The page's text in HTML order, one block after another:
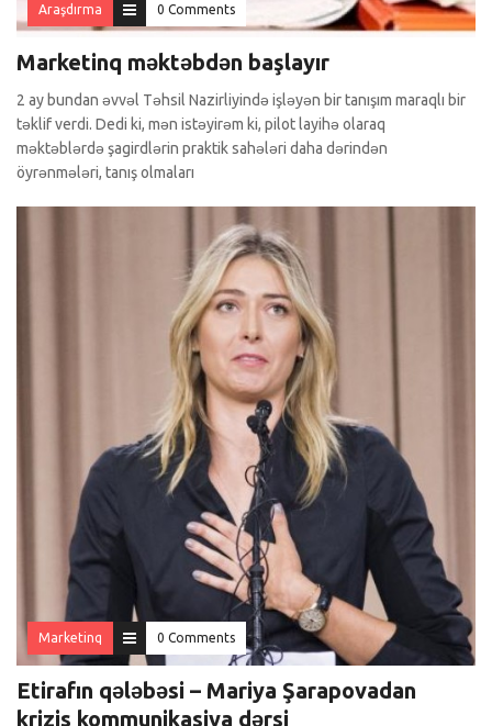
Araşdırma 0 Comments
Marketinq məktəbdən başlayır
2 ay bundan əvvəl Təhsil Nazirliyində işləyən bir tanışım maraqlı bir
təklif verdi. Dedi ki, mən istəyirəm ki, pilot layihə olaraq
məktəblərdə şagirdlərin praktik sahələri daha dərindən
öyrənmələri, tanış olmaları
Marketinq 0 Comments
Etirafın qələbəsi – Mariya Şarapovadan
krizis kommunikasiya dərsi